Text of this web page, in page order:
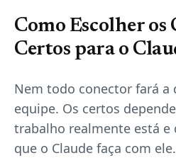
Como Escolher os
Certos para o
Nem todo conector fará a
equipe. Os certos
trabalho realmente está e
que o Claude faça com ele.